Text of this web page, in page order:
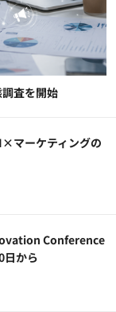
査を開始
マーケティングの
Conference
日から